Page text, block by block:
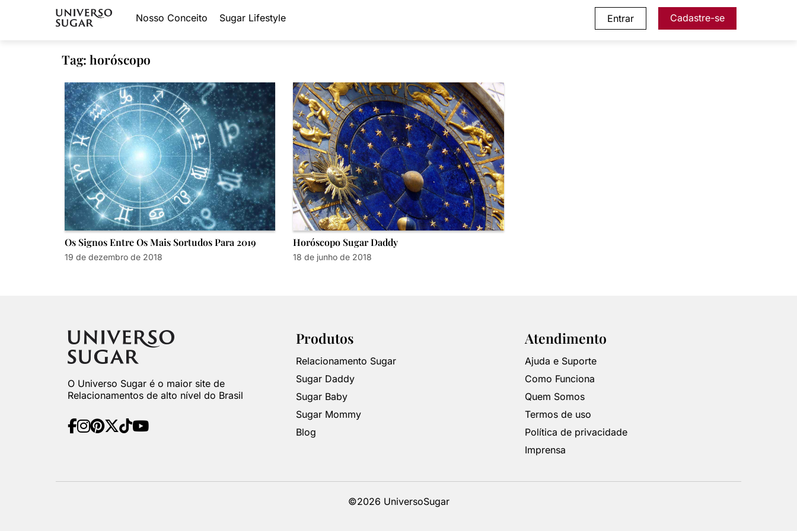
Nosso Conceito Sugar Lifestyle Entrar Cadastre-se
Tag: horóscopo
Os Signos Entre Os Mais Sortudos Para 2019
19 de dezembro de 2018
Horóscopo Sugar Daddy
18 de junho de 2018
O Universo Sugar é o maior site de
Relacionamentos de alto nível do Brasil
Produtos
Relacionamento Sugar
Sugar Daddy
Sugar Baby
Sugar Mommy
Blog
Atendimento
Ajuda e Suporte
Como Funciona
Quem Somos
Termos de uso
Política de privacidade
Imprensa
©2026 UniversoSugar